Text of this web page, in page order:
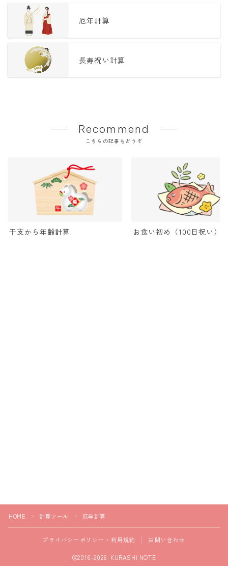
厄年計算
長寿祝い計算
Recommend
こちらの記事もどうぞ
干支から年齢計算 お食い初め（100日祝い）
HOME ＞ 計算ツール ＞ 厄年計算
プライバシーポリシー・利用規約 お問い合わせ
2016–2026 KURASHI NOTE